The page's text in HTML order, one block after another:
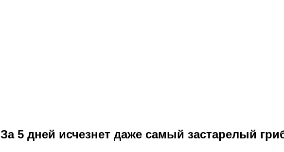
За 5 дней исчезнет даже самый застарелый